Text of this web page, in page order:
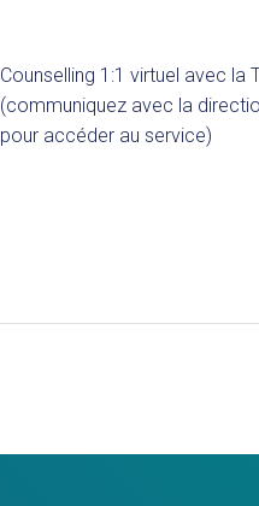
Counselling 1:1 virtuel avec la
(communiquez avec la
pour accéder au service)